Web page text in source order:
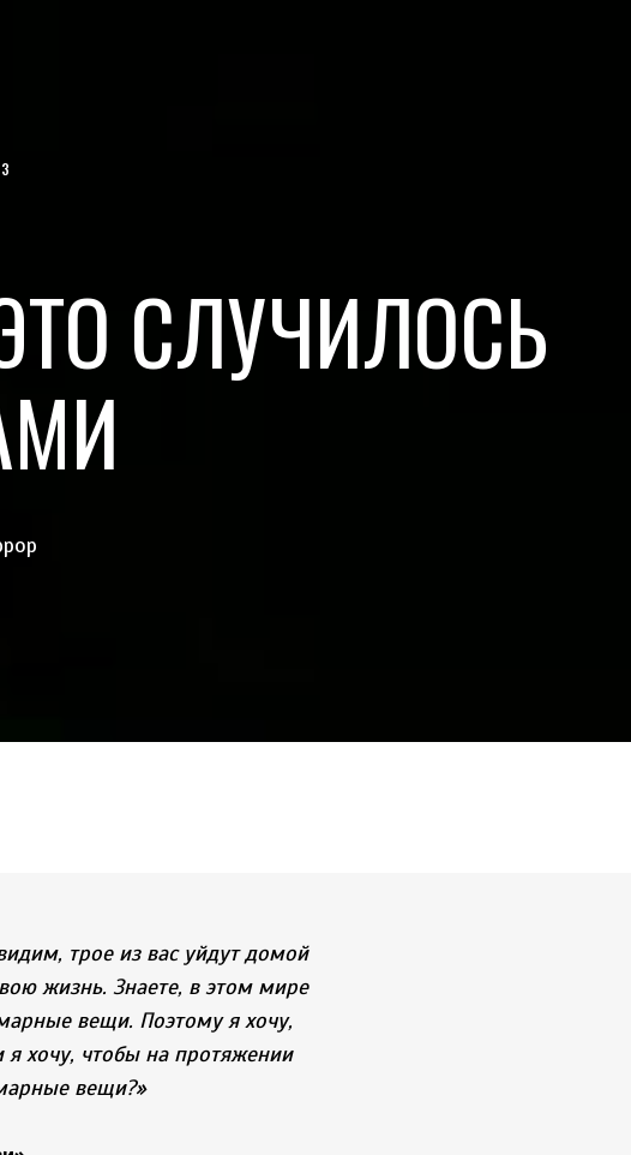
СЛУЧИЛОСЬ
трое из вас уйдут домой
жизнь. Знаете, в этом мире
вещи. Поэтому я хочу,
я хочу, чтобы на протяжении
вещи?»